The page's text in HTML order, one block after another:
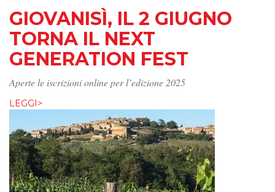
GIOVANISÌ, IL 2 GIUGNO
TORNA IL NEXT
GENERATION FEST
Aperte le iscrizioni online per l’edizione 2025
LEGGI>